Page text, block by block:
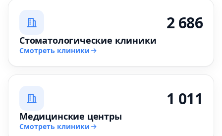
2 686
Стоматологические клиники
Смотреть клиники
1 011
Медицинские центры
Смотреть клиники